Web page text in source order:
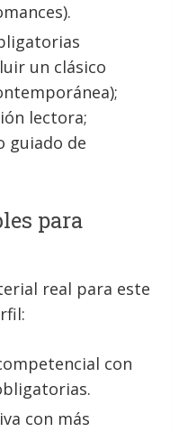
un clásico
lectora;
guiado de
para
real para este
con
con más